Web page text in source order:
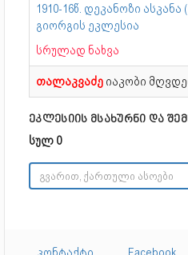
1910-16წ. დეკანოზი
გიორგის ეკლესია
სრულად ნახვა
თალაკვაძე იაკობი
ეკლესიის მსახურნი და
სულ 0